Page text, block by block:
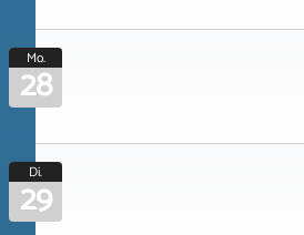
Mo.
28
Di.
29